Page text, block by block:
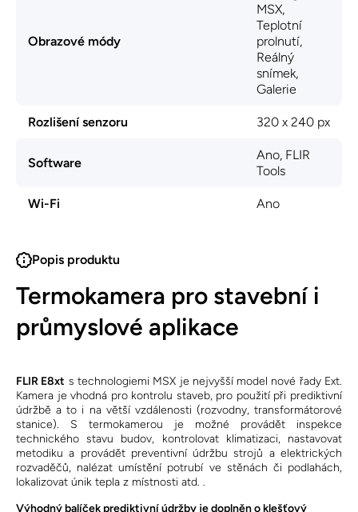
Obrazové módy
MSX,
Teplotní
prolnutí,
Reálný
snímek,
Galerie
Rozlišení senzoru 320 x 240 px
Software
Ano, FLIR
Tools
Wi-Fi Ano
Popis produktu
Termokamera pro stavební i
průmyslové aplikace
FLIR E8xt s technologiemi MSX je nejvyšší model nové řady Ext.
Kamera je vhodná pro kontrolu staveb, pro použití při prediktivní
údržbě a to i na větší vzdálenosti (rozvodny, transformátorové
stanice). S termokamerou je možné provádět inspekce
technického stavu budov, kontrolovat klimatizaci, nastavovat
metodiku a provádět preventivní údržbu strojů a elektrických
rozvaděčů, nalézat umístění potrubí ve stěnách či podlahách,
lokalizovat únik tepla z místnosti atd. .
Výhodný balíček prediktivní údržby je doplněn o klešťový